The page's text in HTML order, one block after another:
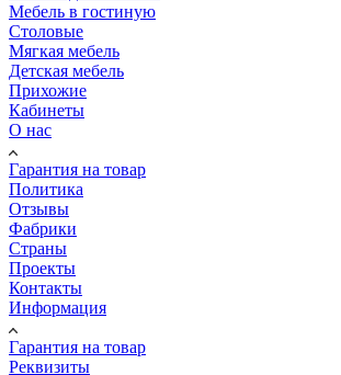
Каталог
Мебель для спальни
Мебель в гостиную
Столовые
Мягкая мебель
Детская мебель
Прихожие
Кабинеты
О нас
Гарантия на товар
Политика
Отзывы
Фабрики
Страны
Проекты
Контакты
Информация